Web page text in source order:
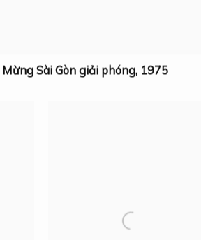
Mừng Sài Gòn giải phóng, 1975